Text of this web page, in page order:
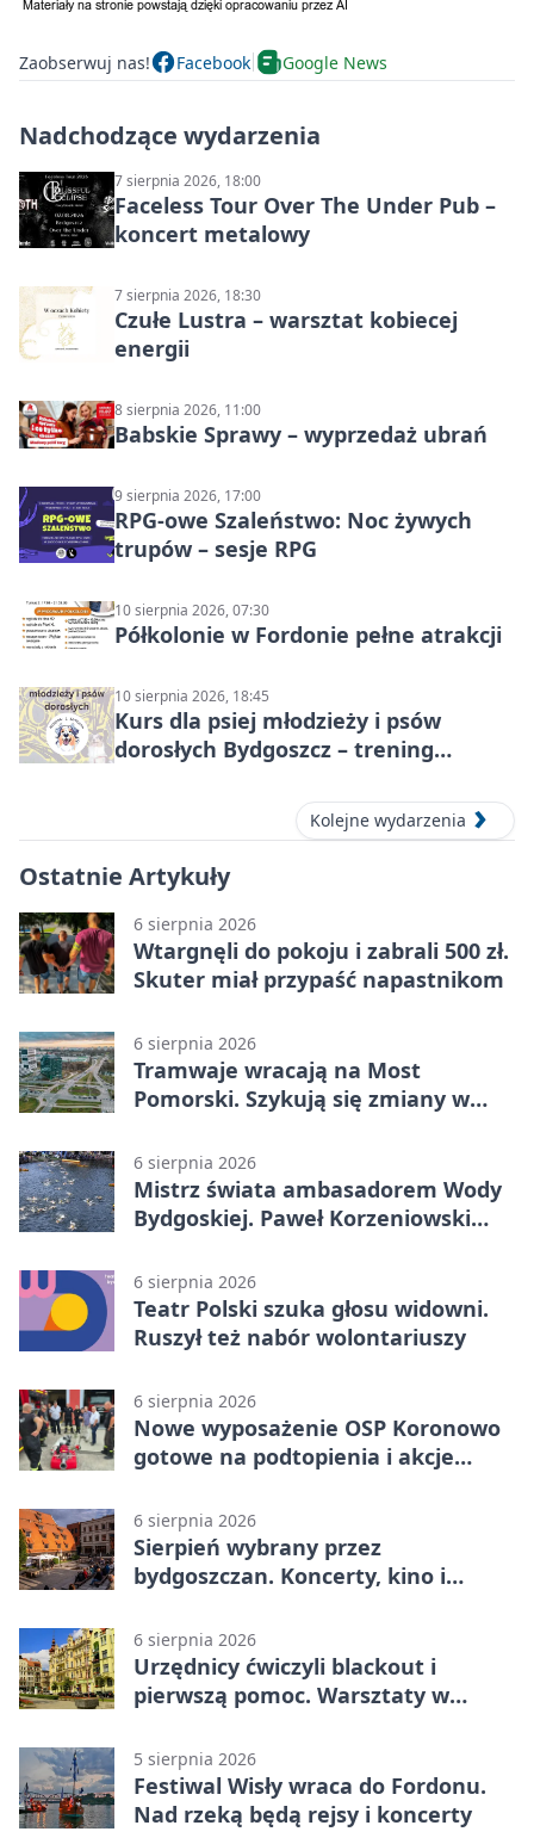
Zaobserwuj nas! Facebook Google News
Nadchodzące wydarzenia
7 sierpnia 2026, 18:00
Faceless Tour Over The Under Pub –
koncert metalowy
7 sierpnia 2026, 18:30
Czułe Lustra – warsztat kobiecej
energii
8 sierpnia 2026, 11:00
Babskie Sprawy – wyprzedaż ubrań
9 sierpnia 2026, 17:00
RPG-owe Szaleństwo: Noc żywych
trupów – sesje RPG
10 sierpnia 2026, 07:30
Półkolonie w Fordonie pełne atrakcji
10 sierpnia 2026, 18:45
Kurs dla psiej młodzieży i psów
dorosłych Bydgoszcz – trening
Kolejne wydarzenia
Ostatnie Artykuły
6 sierpnia 2026
Wtargnęli do pokoju i zabrali 500 zł.
Skuter miał przypaść napastnikom
6 sierpnia 2026
Tramwaje wracają na Most
Pomorski. Szykują się zmiany w
6 sierpnia 2026
Mistrz świata ambasadorem Wody
Bydgoskiej. Paweł Korzeniowski
6 sierpnia 2026
Teatr Polski szuka głosu widowni.
Ruszył też nabór wolontariuszy
6 sierpnia 2026
Nowe wyposażenie OSP Koronowo
gotowe na podtopienia i akcje
6 sierpnia 2026
Sierpień wybrany przez
bydgoszczan. Koncerty, kino i
6 sierpnia 2026
Urzędnicy ćwiczyli blackout i
pierwszą pomoc. Warsztaty w
5 sierpnia 2026
Festiwal Wisły wraca do Fordonu.
Nad rzeką będą rejsy i koncerty